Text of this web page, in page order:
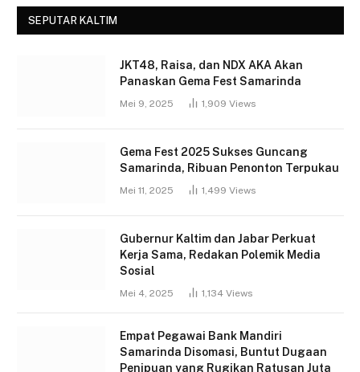
SEPUTAR KALTIM
JKT48, Raisa, dan NDX AKA Akan
Panaskan Gema Fest Samarinda
Mei 9, 2025 1,909 Views
Gema Fest 2025 Sukses Guncang
Samarinda, Ribuan Penonton Terpukau
Mei 11, 2025 1,499 Views
Gubernur Kaltim dan Jabar Perkuat
Kerja Sama, Redakan Polemik Media
Sosial
Mei 4, 2025 1,134 Views
Empat Pegawai Bank Mandiri
Samarinda Disomasi, Buntut Dugaan
Penipuan yang Rugikan Ratusan Juta